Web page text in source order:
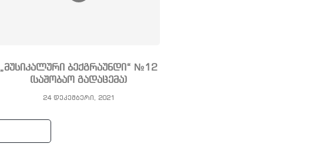
„მუსიკალური ბექგრაუნდი“ №12
(საშობაო გადაცემა)
24 დეკემბერი, 2021